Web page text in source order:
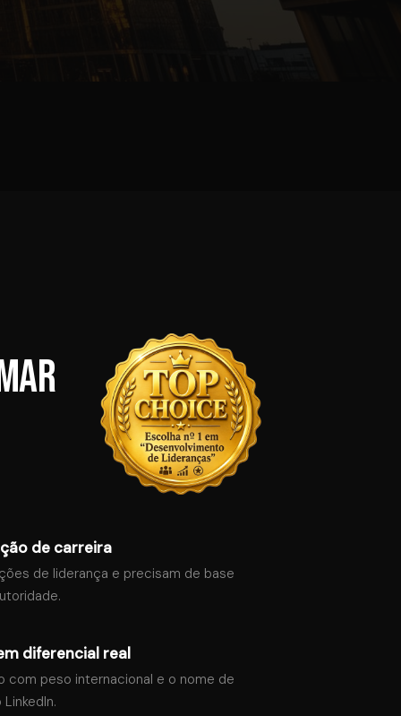
de carreira
de liderança e precisam de base
diferencial real
com peso internacional e o nome de